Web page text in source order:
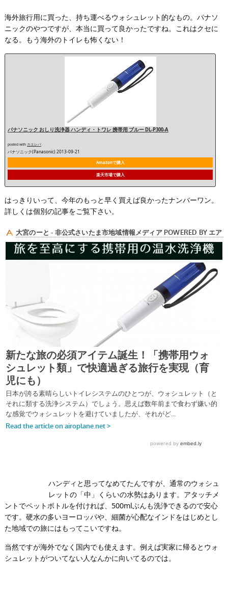
海外旅行用に買った、持ち運べるウォシュレット的なもの。パナソ
ニックのやつですが、本当に買って良かったですね。これはクセに
なる。もう海外のトイレも怖くない！
パナソニック おしり洗浄器 ハンディ・トワレ 携帯用 ブルー DL-P300-A
posted with カエレバ
パナソニック(Panasonic) 2013-09-21
Amazonで購入
楽天市場で購入
はっきりいって、今年のもっと早く買えば良かったナンバーワン。
詳しくは個別の記事をご覧下さい。
ハンディと思ってなめてたんですが、通常のウォシュ
レットの「中」くらいの水勢はあります。アタッチメ
ントでペットボトルを付ければ、500mlぶんも洗浄できるので安心
です。硬水の多いヨーロッパや、細菌が心配なインドをはじめとし
た地域での旅にはもってこいですね。
当然ですが海外でなく国内でも使えます。例えば実家に帰るとウォ
シュレットがついてない人なんかに向いてるのでは。